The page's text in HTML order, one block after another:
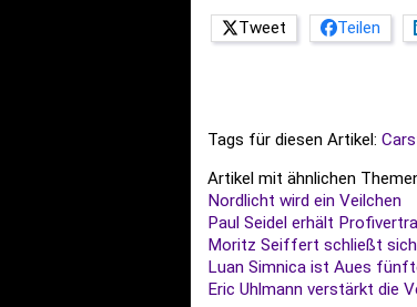
Tweet Teilen
Tags für diesen Artikel:
Artikel mit ähnlichen
Nordlicht wird ein Veilchen
Paul Seidel erhält
Moritz Seiffert schließt
Luan Simnica ist Aues
Eric Uhlmann verstärkt die